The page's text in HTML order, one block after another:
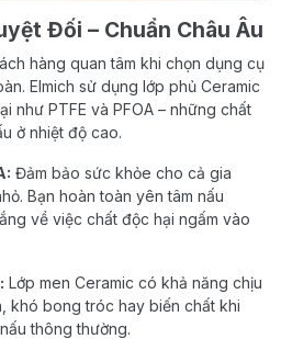
Đối – Chuẩn Châu Âu
hàng quan tâm khi chọn dụng cụ
Elmich sử dụng lớp phủ Ceramic
như PTFE và PFOA – những chất
ở nhiệt độ cao.
Đảm bảo sức khỏe cho cả gia
Bạn hoàn toàn yên tâm nấu
về việc chất độc hại ngấm vào
Lớp men Ceramic có khả năng chịu
khó bong tróc hay biến chất khi
thông thường.